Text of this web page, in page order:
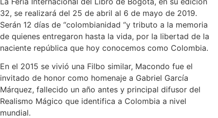
32, se realizará del 25 de abril al 6 de mayo de 2019.
Serán 12 días de “colombianidad “y tributo a la memoria
de quienes entregaron hasta la vida, por la libertad de la
naciente república que hoy conocemos como Colombia.
En el 2015 se vivió una Filbo similar, Macondo fue el
invitado de honor como homenaje a Gabriel García
Márquez, fallecido un año antes y principal difusor del
Realismo Mágico que identifica a Colombia a nivel
mundial.